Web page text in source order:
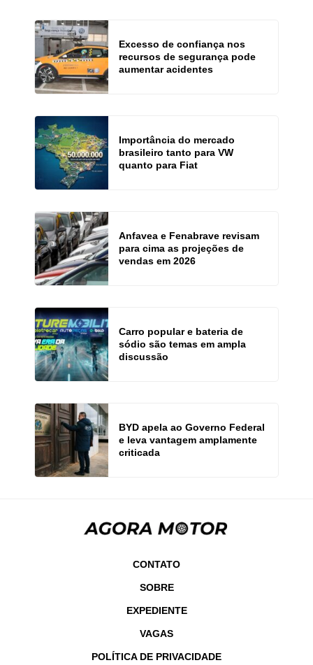
Excesso de confiança nos
recursos de segurança pode
aumentar acidentes
Importância do mercado
brasileiro tanto para VW
quanto para Fiat
Anfavea e Fenabrave revisam
para cima as projeções de
vendas em 2026
Carro popular e bateria de
sódio são temas em ampla
discussão
BYD apela ao Governo Federal
e leva vantagem amplamente
criticada
CONTATO
SOBRE
EXPEDIENTE
VAGAS
POLÍTICA DE PRIVACIDADE